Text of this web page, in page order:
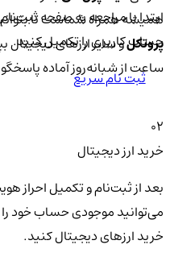
همیشه همراه شماست تا
پروتکلو سایر ارزهای دیجیتال
ساعت از شبانه‌روز آماده
ابتدا با مراجعه به صفحه
حساب کاربری را تکمیل کنید.
ثبت نام سریع
02
خرید ارز دیجیتال
بعد از ثبت‌نام و تکمیل احراز
می‌توانید موجودی حساب خود را
خرید ارزهای دیجیتال کنید.